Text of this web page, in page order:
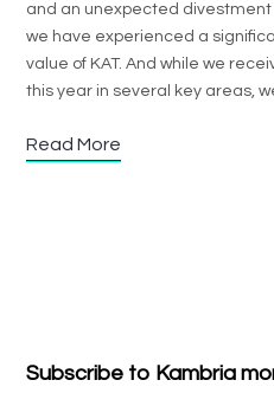
and an unexpected divestment
we have experienced a
value of KAT. And while we
this year in several key areas,
Read More
Subscribe to Kambria